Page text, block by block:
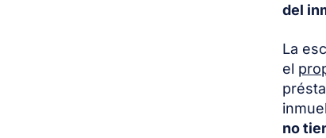
del
La
el
no